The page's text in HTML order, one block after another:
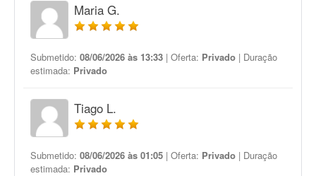
Maria G.
Submetido: 08/06/2026 às 13:33 | Oferta: Privado | Duração
estimada: Privado
Tiago L.
Submetido: 08/06/2026 às 01:05 | Oferta: Privado | Duração
estimada: Privado